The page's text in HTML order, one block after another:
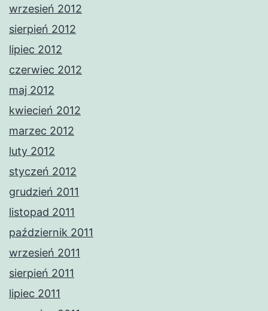
wrzesień 2012
sierpień 2012
lipiec 2012
czerwiec 2012
maj 2012
kwiecień 2012
marzec 2012
luty 2012
styczeń 2012
grudzień 2011
listopad 2011
październik 2011
wrzesień 2011
sierpień 2011
lipiec 2011